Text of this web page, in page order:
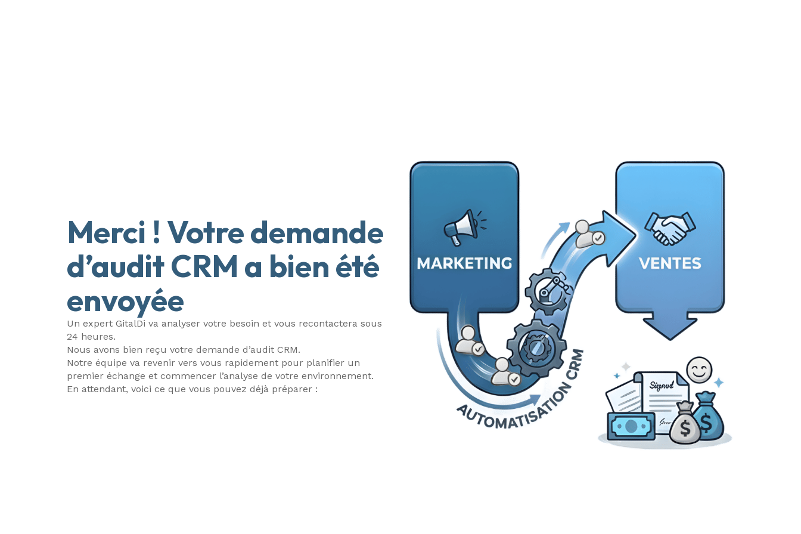
Merci ! Votre demande
d’audit CRM a bien été
envoyée
Un expert GitalDi va analyser votre besoin et vous recontactera sous
24 heures.
Nous avons bien reçu votre demande d’audit CRM.
Notre équipe va revenir vers vous rapidement pour planifier un
premier échange et commencer l’analyse de votre environnement.
En attendant, voici ce que vous pouvez déjà préparer :